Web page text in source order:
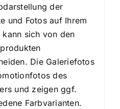
der
und Fotos auf Ihrem
kann sich von den
Die Galeriefotos
des
und zeigen ggf.
Farbvarianten.